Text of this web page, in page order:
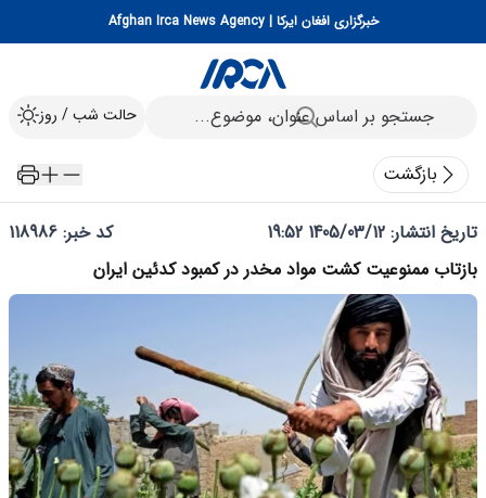
خبرگزاری افغان ایرکا | Afghan Irca News Agency
حالت شب / روز
بازگشت
تاریخ انتشار: 1405/03/12 19:52
کد خبر: 118986
بازتاب ممنوعیت کشت مواد مخدر در کمبود کدئین ایران